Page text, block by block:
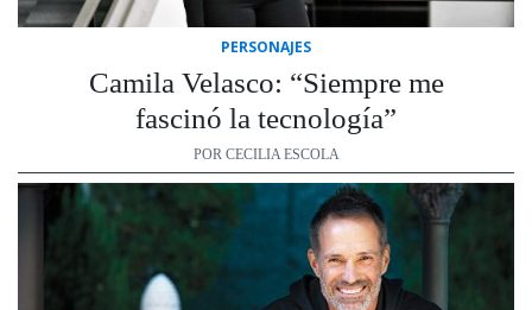
PERSONAJES
Camila Velasco: “Siempre me
fascinó la tecnología”
POR CECILIA ESCOLA